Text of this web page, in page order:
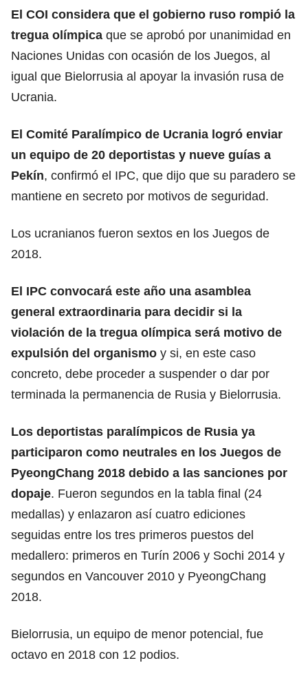
El COI considera que el gobierno ruso rompió la
tregua olímpica que se aprobó por unanimidad en
Naciones Unidas con ocasión de los Juegos, al
igual que Bielorrusia al apoyar la invasión rusa de
Ucrania.
El Comité Paralímpico de Ucrania logró enviar
un equipo de 20 deportistas y nueve guías a
Pekín, confirmó el IPC, que dijo que su paradero se
mantiene en secreto por motivos de seguridad.
Los ucranianos fueron sextos en los Juegos de
2018.
El IPC convocará este año una asamblea
general extraordinaria para decidir si la
violación de la tregua olímpica será motivo de
expulsión del organismo y si, en este caso
concreto, debe proceder a suspender o dar por
terminada la permanencia de Rusia y Bielorrusia.
Los deportistas paralímpicos de Rusia ya
participaron como neutrales en los Juegos de
PyeongChang 2018 debido a las sanciones por
dopaje. Fueron segundos en la tabla final (24
medallas) y enlazaron así cuatro ediciones
seguidas entre los tres primeros puestos del
medallero: primeros en Turín 2006 y Sochi 2014 y
segundos en Vancouver 2010 y PyeongChang
2018.
Bielorrusia, un equipo de menor potencial, fue
octavo en 2018 con 12 podios.